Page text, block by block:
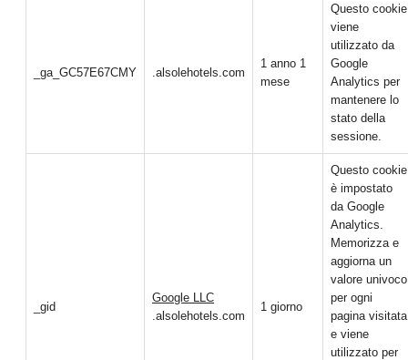
_ga_GC57E67CMY .alsolehotels.com
1 anno 1
mese
Questo cookie
viene
utilizzato da
Google
Analytics per
mantenere lo
stato della
sessione.
_gid
Google LLC
.alsolehotels.com
1 giorno
Questo cookie
è impostato
da Google
Analytics.
Memorizza e
aggiorna un
valore univoco
per ogni
pagina visitata
e viene
utilizzato per